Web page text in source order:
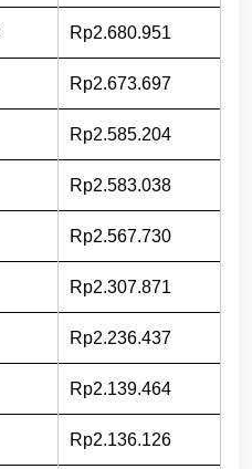
Rp2.680.951
Rp2.673.697
Rp2.585.204
Rp2.583.038
Rp2.567.730
Rp2.307.871
Rp2.236.437
Rp2.139.464
Rp2.136.126